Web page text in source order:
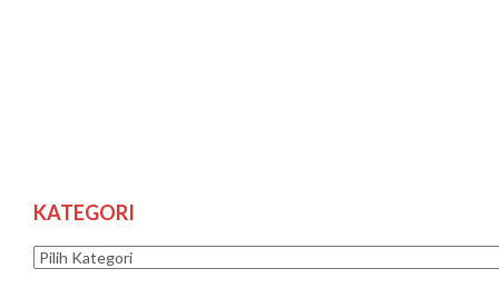
KATEGORI
Kategori